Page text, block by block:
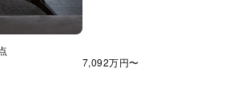
7,092万円〜